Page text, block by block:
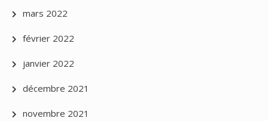
mars 2022
février 2022
janvier 2022
décembre 2021
novembre 2021